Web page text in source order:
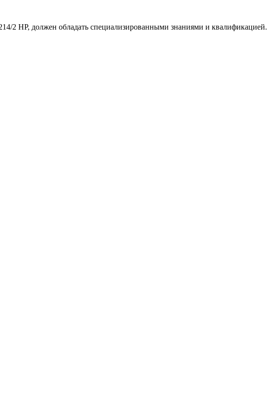
2 HP, должен обладать специализированными знаниями и квалификацией.